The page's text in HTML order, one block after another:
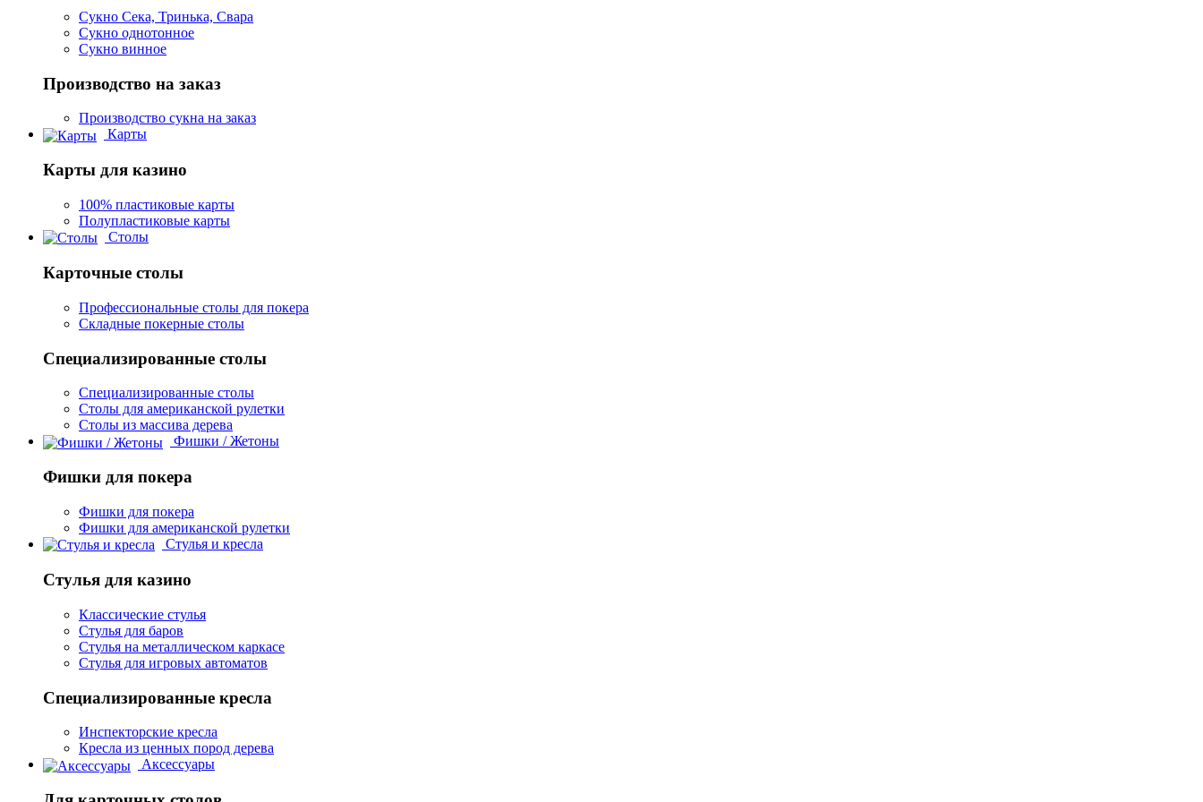
Сукно Сека, Тринька, Свара
Сукно однотонное
Сукно винное
Производство на заказ
Производство сукна на заказ
Карты
Карты для казино
100% пластиковые карты
Полупластиковые карты
Столы
Карточные столы
Профессиональные столы для покера
Складные покерные столы
Специализированные столы
Специализированные столы
Столы для американской рулетки
Столы из массива дерева
Фишки / Жетоны
Фишки для покера
Фишки для покера
Фишки для американской рулетки
Стулья и кресла
Стулья для казино
Классические стулья
Стулья для баров
Стулья на металлическом каркасе
Стулья для игровых автоматов
Специализированные кресла
Инспекторские кресла
Кресла из ценных пород дерева
Аксессуары